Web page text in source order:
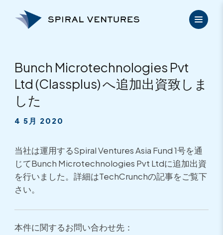
Bunch Microtechnologies Pvt
Ltd (Classplus) へ追加出資致しま
した
4 5月 2020
当社は運用するSpiral Ventures Asia Fund 1号を通
じてBunch Microtechnologies Pvt Ltdに追加出資
を行いました。詳細はTechCrunchの記事をご覧下
さい。
本件に関するお問い合わせ先：